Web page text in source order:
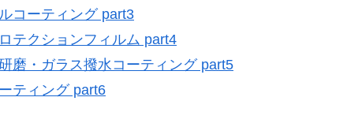
コーティング part3
テクションフィルム part4
磨・ガラス撥水コーティング part5
ティング part6